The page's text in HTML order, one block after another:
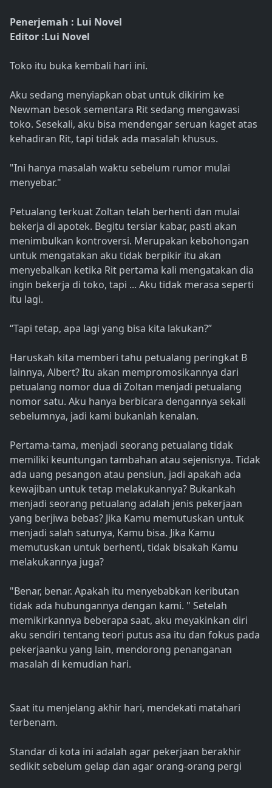
Penerjemah : Lui Novel
Editor :Lui Novel
Toko itu buka kembali hari ini.
Aku sedang menyiapkan obat untuk dikirim ke
Newman besok sementara Rit sedang mengawasi
toko. Sesekali, aku bisa mendengar seruan kaget atas
kehadiran Rit, tapi tidak ada masalah khusus.
"Ini hanya masalah waktu sebelum rumor mulai
menyebar."
Petualang terkuat Zoltan telah berhenti dan mulai
bekerja di apotek. Begitu tersiar kabar, pasti akan
menimbulkan kontroversi. Merupakan kebohongan
untuk mengatakan aku tidak berpikir itu akan
menyebalkan ketika Rit pertama kali mengatakan dia
ingin bekerja di toko, tapi ... Aku tidak merasa seperti
itu lagi.
“Tapi tetap, apa lagi yang bisa kita lakukan?”
Haruskah kita memberi tahu petualang peringkat B
lainnya, Albert? Itu akan mempromosikannya dari
petualang nomor dua di Zoltan menjadi petualang
nomor satu. Aku hanya berbicara dengannya sekali
sebelumnya, jadi kami bukanlah kenalan.
Pertama-tama, menjadi seorang petualang tidak
memiliki keuntungan tambahan atau sejenisnya. Tidak
ada uang pesangon atau pensiun, jadi apakah ada
kewajiban untuk tetap melakukannya? Bukankah
menjadi seorang petualang adalah jenis pekerjaan
yang berjiwa bebas? Jika Kamu memutuskan untuk
menjadi salah satunya, Kamu bisa. Jika Kamu
memutuskan untuk berhenti, tidak bisakah Kamu
melakukannya juga?
"Benar, benar. Apakah itu menyebabkan keributan
tidak ada hubungannya dengan kami. " Setelah
memikirkannya beberapa saat, aku meyakinkan diri
aku sendiri tentang teori putus asa itu dan fokus pada
pekerjaanku yang lain, mendorong penanganan
masalah di kemudian hari.
Saat itu menjelang akhir hari, mendekati matahari
terbenam.
Standar di kota ini adalah agar pekerjaan berakhir
sedikit sebelum gelap dan agar orang-orang pergi